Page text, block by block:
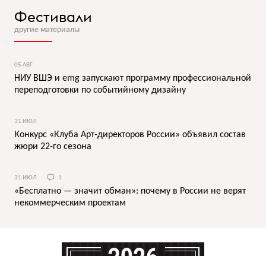
Фестивали
другие материалы
05 АВГ
НИУ ВШЭ и emg запускают программу профессиональной
переподготовки по событийному дизайну
31 ИЮЛ
Конкурс «Клуба Арт-директоров России» объявил состав
жюри 22-го сезона
31 ИЮЛ 1
«Бесплатно — значит обман»: почему в России не верят
некоммерческим проектам